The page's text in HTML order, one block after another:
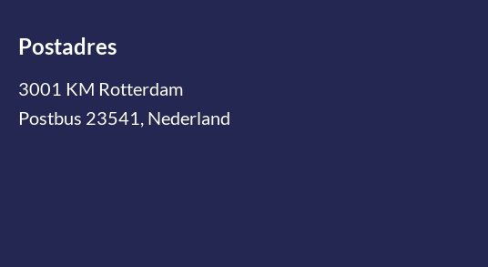
Postadres
3001 KM Rotterdam
Postbus 23541, Nederland